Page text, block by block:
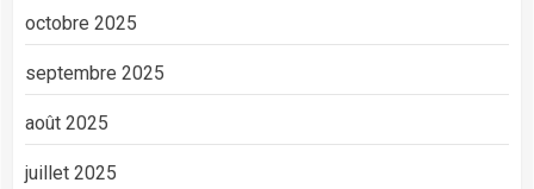
octobre 2025
septembre 2025
août 2025
juillet 2025